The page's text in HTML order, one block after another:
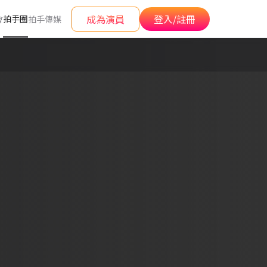
拍手圈拍手傳媒 成為演員 登入/註冊